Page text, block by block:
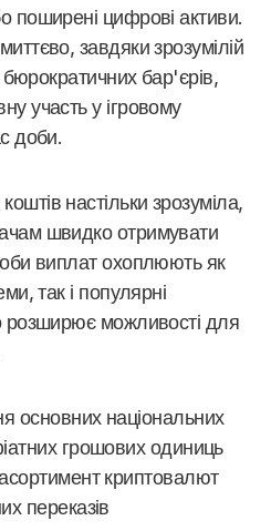
поширені цифрові активи.
завдяки зрозумілій
бюрократичних бар'єрів,
участь у ігровому
доби.
настільки зрозуміла,
швидко отримувати
виплат охоплюють як
так і популярні
розширює можливості для
основних національних
грошових одиниць
криптовалют
переказів